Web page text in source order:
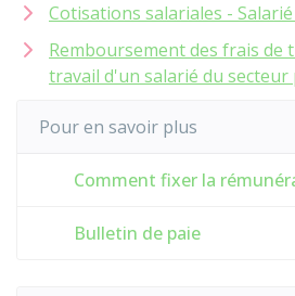
Cotisations salariales -
Remboursement des frais de
travail d'un salarié du secteur
Pour en savoir plus
Comment fixer la
Bulletin de paie